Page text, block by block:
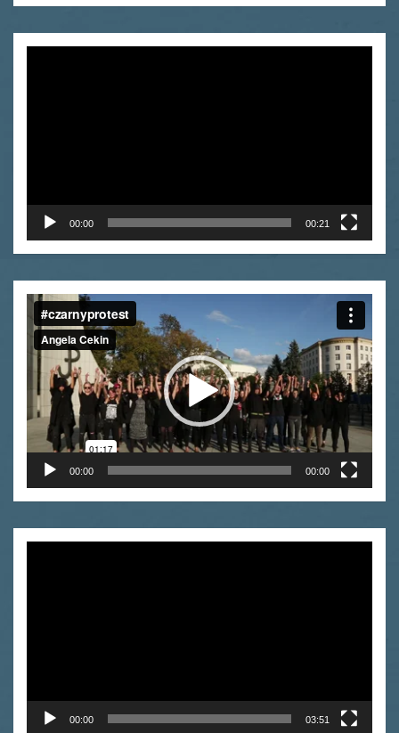
00:00 00:21
Odtwarzacz
video
00:00 00:00
00:00 03:51